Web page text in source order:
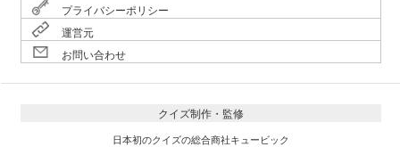
プライバシーポリシー
運営元
お問い合わせ
クイズ制作・監修
日本初のクイズの総合商社キュービック